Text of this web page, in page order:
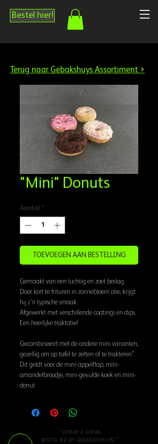
Bestel hier!
Terug naar Gebakshuys Assortiment >
"Mini" Donuts
Aantal *
TOEVOEGEN AAN BESTELLING
Gemaakt van een luchtig en zoet beslag.
Door kort te frituren in zonnebloem olie, krijgt
hij z’n typische smaak.
Afgewerkt met verschillende coatings en dips.
Een heerlijke traktatie!
Gecombineerd met de andere mini varianten,
gezellig om op tafel te zetten of te trakteren”.
Dit geldt voor de mini-appelflap, mini-
amandelbroodje, mini-gevulde koek en mini-
donut
“Gemak & gebak,
bestel nu bij Gebakshuys.nl”